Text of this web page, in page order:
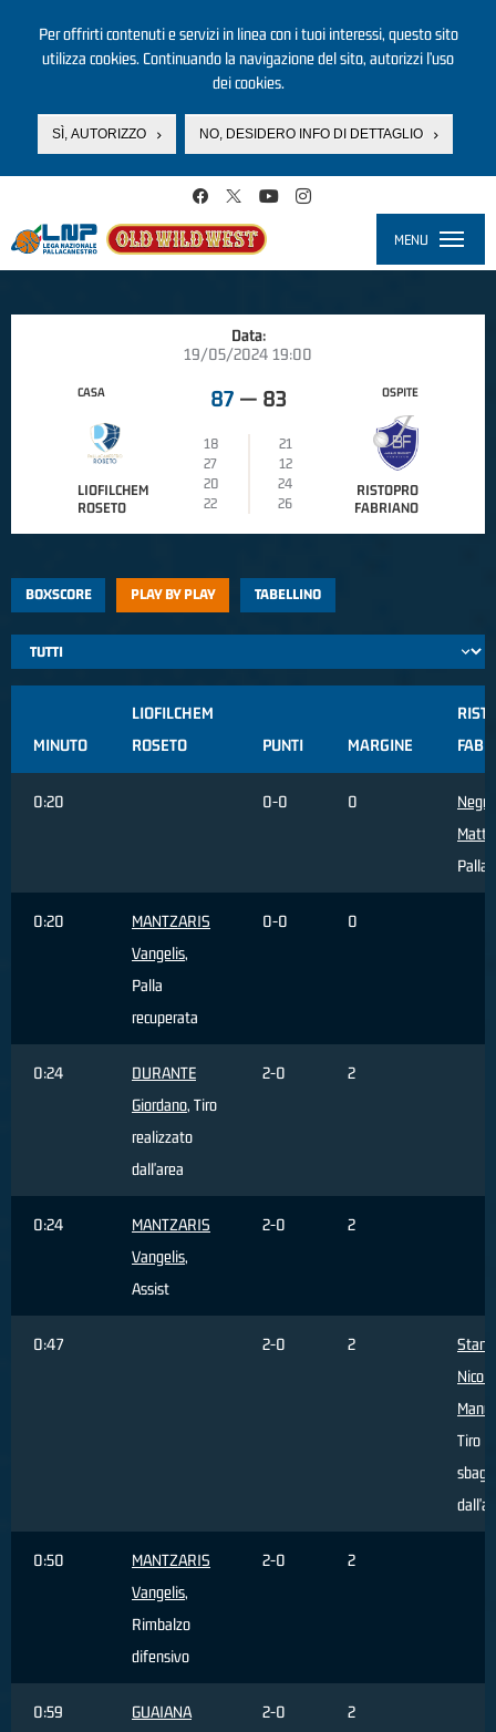
Per offrirti contenuti e servizi in linea con i tuoi interessi, questo sito
utilizza cookies. Continuando la navigazione del sito, autorizzi l’uso
dei cookies.
SÌ, AUTORIZZO NO, DESIDERO INFO DI DETTAGLIO
MENU
Data:
19/05/2024 19:00
CASA
LIOFILCHEM
ROSETO
87 — 83
18
21
27
12
20
24
22
26
OSPITE
RISTOPRO
FABRIANO
BOXSCORE PLAY BY PLAY TABELLINO
MINUTO
LIOFILCHEM
ROSETO
PUNTI MARGINE
0:20 0-0 0
Negri
Palla
0:20
MANTZARIS
Vangelis,
Palla
recuperata
0-0 0
0:24
DURANTE
Giordano, Tiro
realizzato
dall'area
2-0 2
0:24
MANTZARIS
Vangelis,
Assist
2-0 2
0:47 2-0 2
Stanic
Tiro
0:50
MANTZARIS
Vangelis,
Rimbalzo
difensivo
2-0 2
0:59
GUAIANA
2-0 2